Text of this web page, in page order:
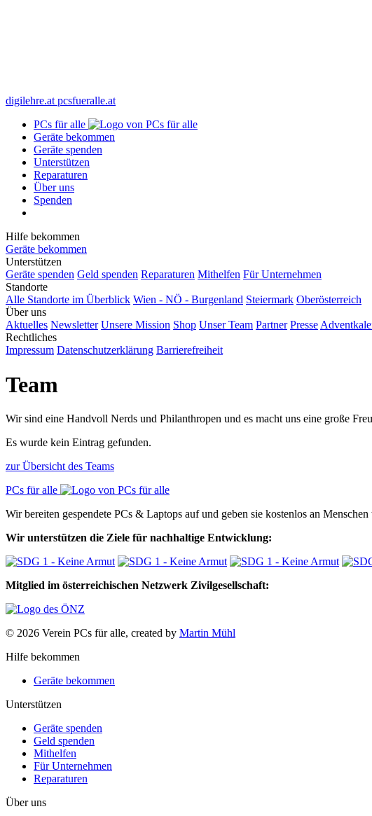
digilehre.atpcsfueralle.at
PCs für alle
Geräte bekommen
Geräte spenden
Unterstützen
Reparaturen
Über uns
Spenden
Hilfe bekommen
Geräte bekommen
Unterstützen
Geräte spenden Geld spenden Reparaturen Mithelfen Für Unternehmen
Standorte
Alle Standorte im Überblick Wien - NÖ - Burgenland Steiermark Oberösterreich
Über uns
Aktuelles Newsletter Unsere Mission Shop Unser Team Partner Presse
Rechtliches
Impressum Datenschutzerklärung Barrierefreiheit
Team
Wir sind eine Handvoll Nerds und Philanthropen und es macht uns eine große
Es wurde kein Eintrag gefunden.
zur Übersicht des Teams
PCs für alle
Wir bereiten gespendete PCs & Laptops auf und geben sie kostenlos an
Wir unterstützen die Ziele für nachhaltige Entwicklung:
Mitglied im österreichischen Netzwerk Zivilgesellschaft:
© 2026 Verein PCs für alle, created by Martin Mühl
Hilfe bekommen
Geräte bekommen
Unterstützen
Geräte spenden
Geld spenden
Mithelfen
Für Unternehmen
Reparaturen
Über uns